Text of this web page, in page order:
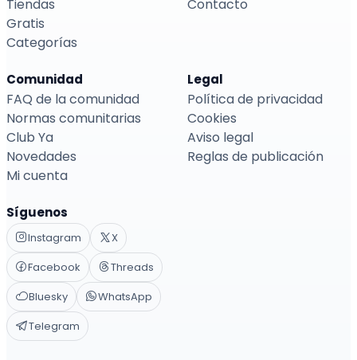
Tiendas
Gratis
Categorías
Contacto
Comunidad
FAQ de la comunidad
Normas comunitarias
Club Ya
Novedades
Mi cuenta
Legal
Política de privacidad
Cookies
Aviso legal
Reglas de publicación
Síguenos
Instagram
X
Facebook
Threads
Bluesky
WhatsApp
Telegram